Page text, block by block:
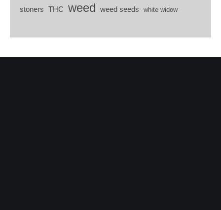
stoners THC weed weed seeds white widow